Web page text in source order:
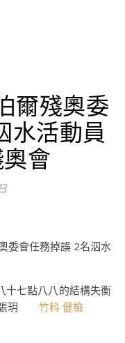
爾殘奧委
水活動員
會
委會任務掉誤 2名泅水
十七點八八的結構失衡
張玥 竹科 健檢
評